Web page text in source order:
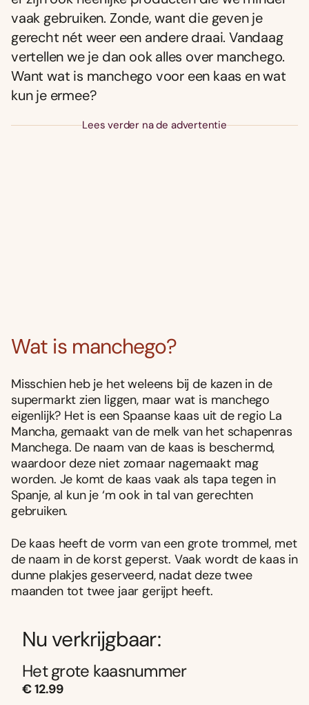
vaak gebruiken. Zonde, want die geven je
gerecht nét weer een andere draai. Vandaag
vertellen we je dan ook alles over manchego.
Want wat is manchego voor een kaas en wat
kun je ermee?
Lees verder na de advertentie
Wat is manchego?
Misschien heb je het weleens bij de kazen in de
supermarkt zien liggen, maar wat is manchego
eigenlijk? Het is een Spaanse kaas uit de regio La
Mancha, gemaakt van de melk van het schapenras
Manchega. De naam van de kaas is beschermd,
waardoor deze niet zomaar nagemaakt mag
worden. Je komt de kaas vaak als tapa tegen in
Spanje, al kun je ‘m ook in tal van gerechten
gebruiken.
De kaas heeft de vorm van een grote trommel, met
de naam in de korst geperst. Vaak wordt de kaas in
dunne plakjes geserveerd, nadat deze twee
maanden tot twee jaar gerijpt heeft.
Nu verkrijgbaar:
Het grote kaasnummer
€ 12.99